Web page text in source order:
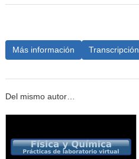
Más información Transcripción
Del mismo autor…